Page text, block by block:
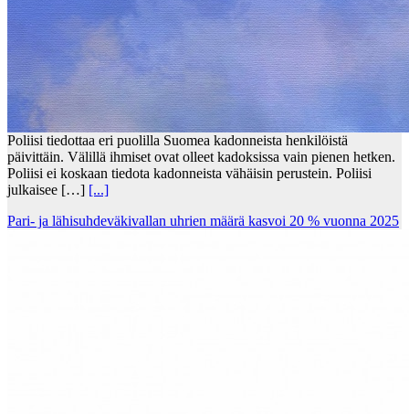
Poliisi tiedottaa eri puolilla Suomea kadonneista henkilöistä
päivittäin. Välillä ihmiset ovat olleet kadoksissa vain pienen hetken.
Poliisi ei koskaan tiedota kadonneista vähäisin perustein. Poliisi
julkaisee […] [...]
Pari- ja lähisuhdeväkivallan uhrien määrä kasvoi 20 % vuonna 2025